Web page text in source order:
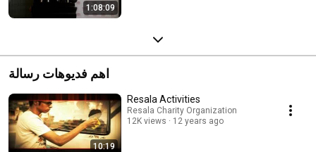
1:08:09
اهم فديوهات رسالة
10:19
Resala Activities
Resala Charity Organization
12K views
12 years ago